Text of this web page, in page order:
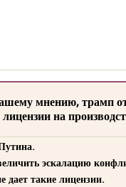
мнению, трамп
на
эскалацию
дает такие лицензии.